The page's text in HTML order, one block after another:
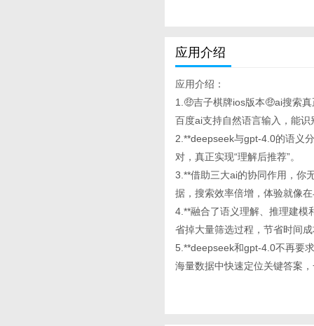
应用介绍
应用介绍：
1.🤑吉子棋牌ios版本🤑ai搜索
百度ai支持自然语言输入，能
2.**deepseek与gpt-4.0的语义
对，真正实现“理解后推荐”。
3.**借助三大ai的协同作用，你
据，搜索效率倍增，体验就像
4.**融合了语义理解、推理建
省掉大量筛选过程，节省时间
5.**deepseek和gpt-4.0不再要
海量数据中快速定位关键答案